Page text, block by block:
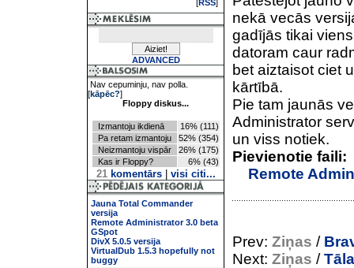
[RSS]
ADVANCED
Nav cepuminju, nav polla.
[kāpēc?]
Floppy diskus...
Izmantoju ikdienā
16% (111)
Pa retam izmantoju
52% (354)
Neizmantoju vispār
26% (175)
Kas ir Floppy?
6% (43)
21komentārs| visi citi...
Jauna Total Commander
versija
Remote Administrator 3.0 beta
GSpot
DivX 5.0.5 versija
VirtualDub 1.5.3 hopefully not
buggy
nekā vecās
gadījās tikai
datoram caur
bet aiztaisot ciet
kārtībā.
Pie tam jaunās
Administrator
un viss notiek.
Pievienotie faili:
Remote
Prev: Ziņas /
Next: Ziņas /